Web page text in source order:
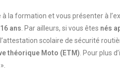
la formation et vous présenter à
ans . Par ailleurs, si vous êtes nés
scolaire de sécurité
théorique Moto (ETM) . Pour plus